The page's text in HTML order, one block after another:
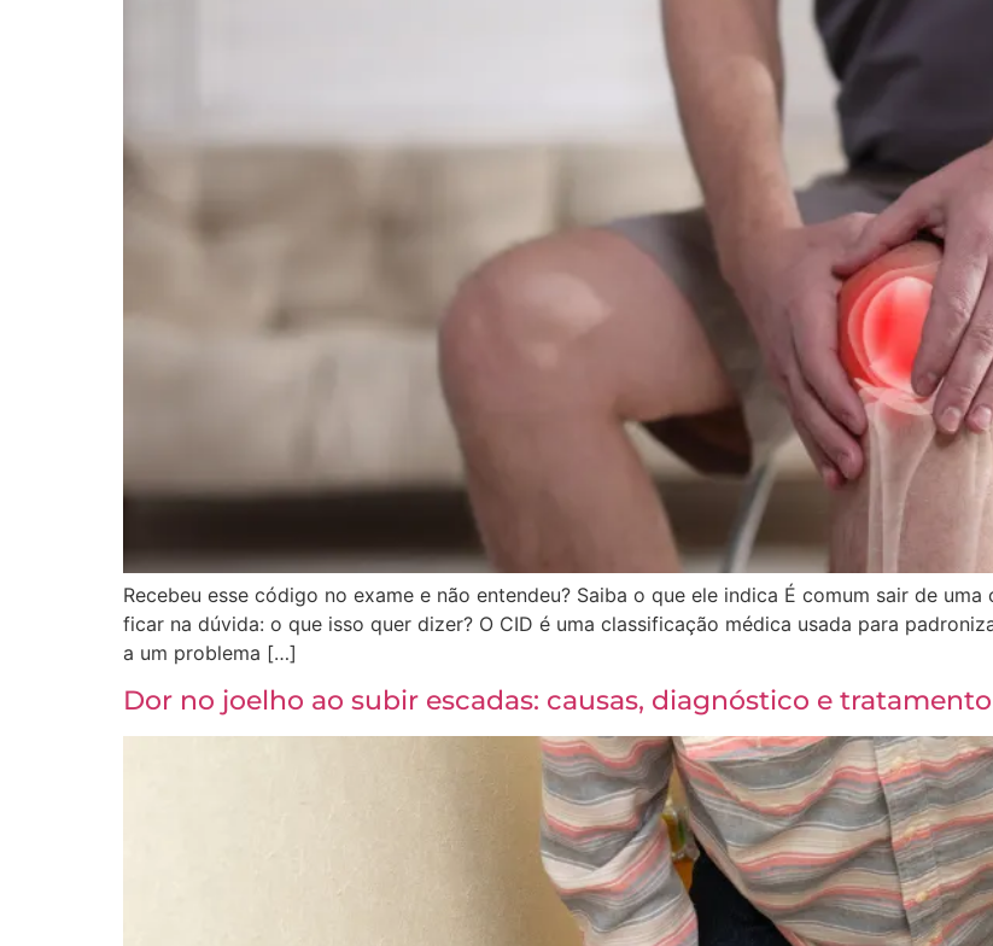
Recebeu esse código no exame e não entendeu? Saiba o que ele indica É comum sair de
ficar na dúvida: o que isso quer dizer? O CID é uma classificação médica usada para
a um problema […]
Dor no joelho ao subir escadas: causas, diagnóstico e tratamento